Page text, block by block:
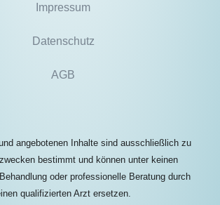
Impressum
Datenschutz
AGB
angebotenen Inhalte sind ausschließlich zu
bestimmt und können unter keinen
oder professionelle Beratung durch
qualifizierten Arzt ersetzen.